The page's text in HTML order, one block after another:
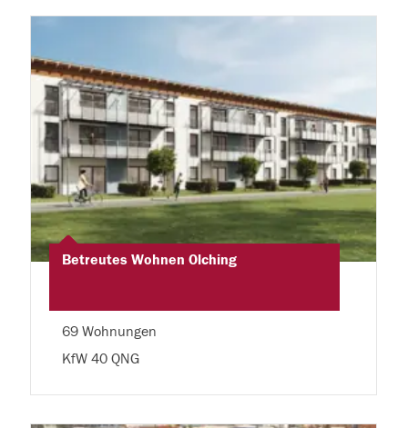
Betreutes Wohnen Olching
69 Wohnungen
KfW 40 QNG